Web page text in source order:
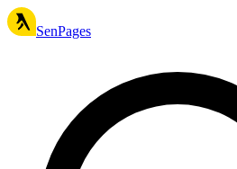
SenPages